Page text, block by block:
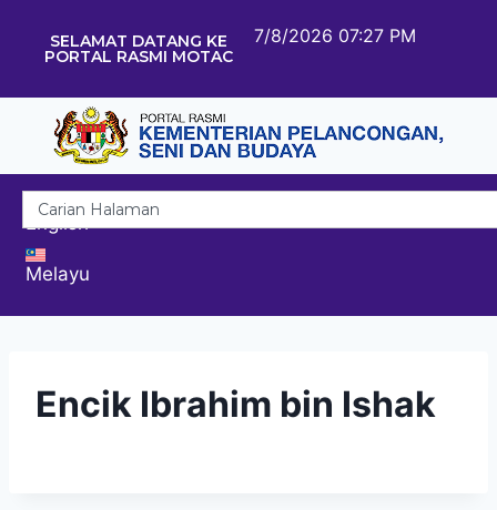
SELAMAT DATANG KE
PORTAL RASMI MOTAC
7/8/2026 07:27 PM
English
Melayu
Encik Ibrahim bin Ishak